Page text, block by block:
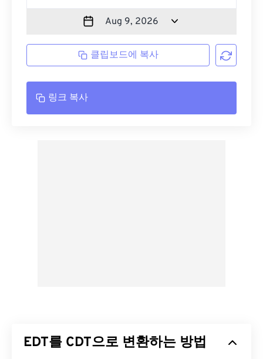
클립보드에 복사
링크 복사
EDT를 CDT으로 변환하는 방법